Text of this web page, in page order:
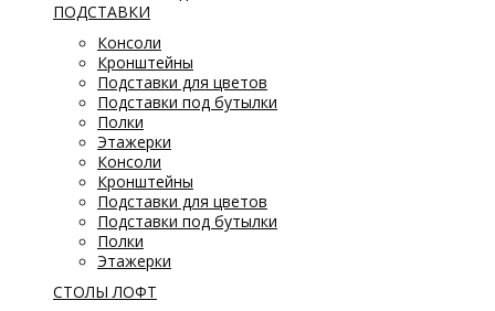
ПОДСТАВКИ
Консоли
Кронштейны
Подставки для цветов
Подставки под бутылки
Полки
Этажерки
Консоли
Кронштейны
Подставки для цветов
Подставки под бутылки
Полки
Этажерки
СТОЛЫ ЛОФТ